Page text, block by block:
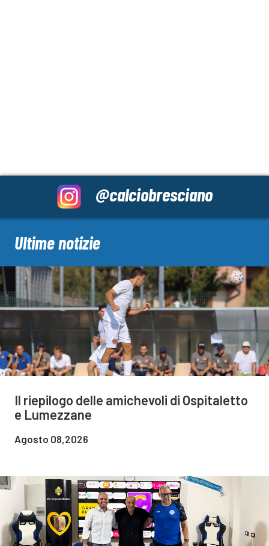
@calciobresciano
Ultime notizie
Il riepilogo delle amichevoli di Ospitaletto
e Lumezzane
Agosto 08,2026